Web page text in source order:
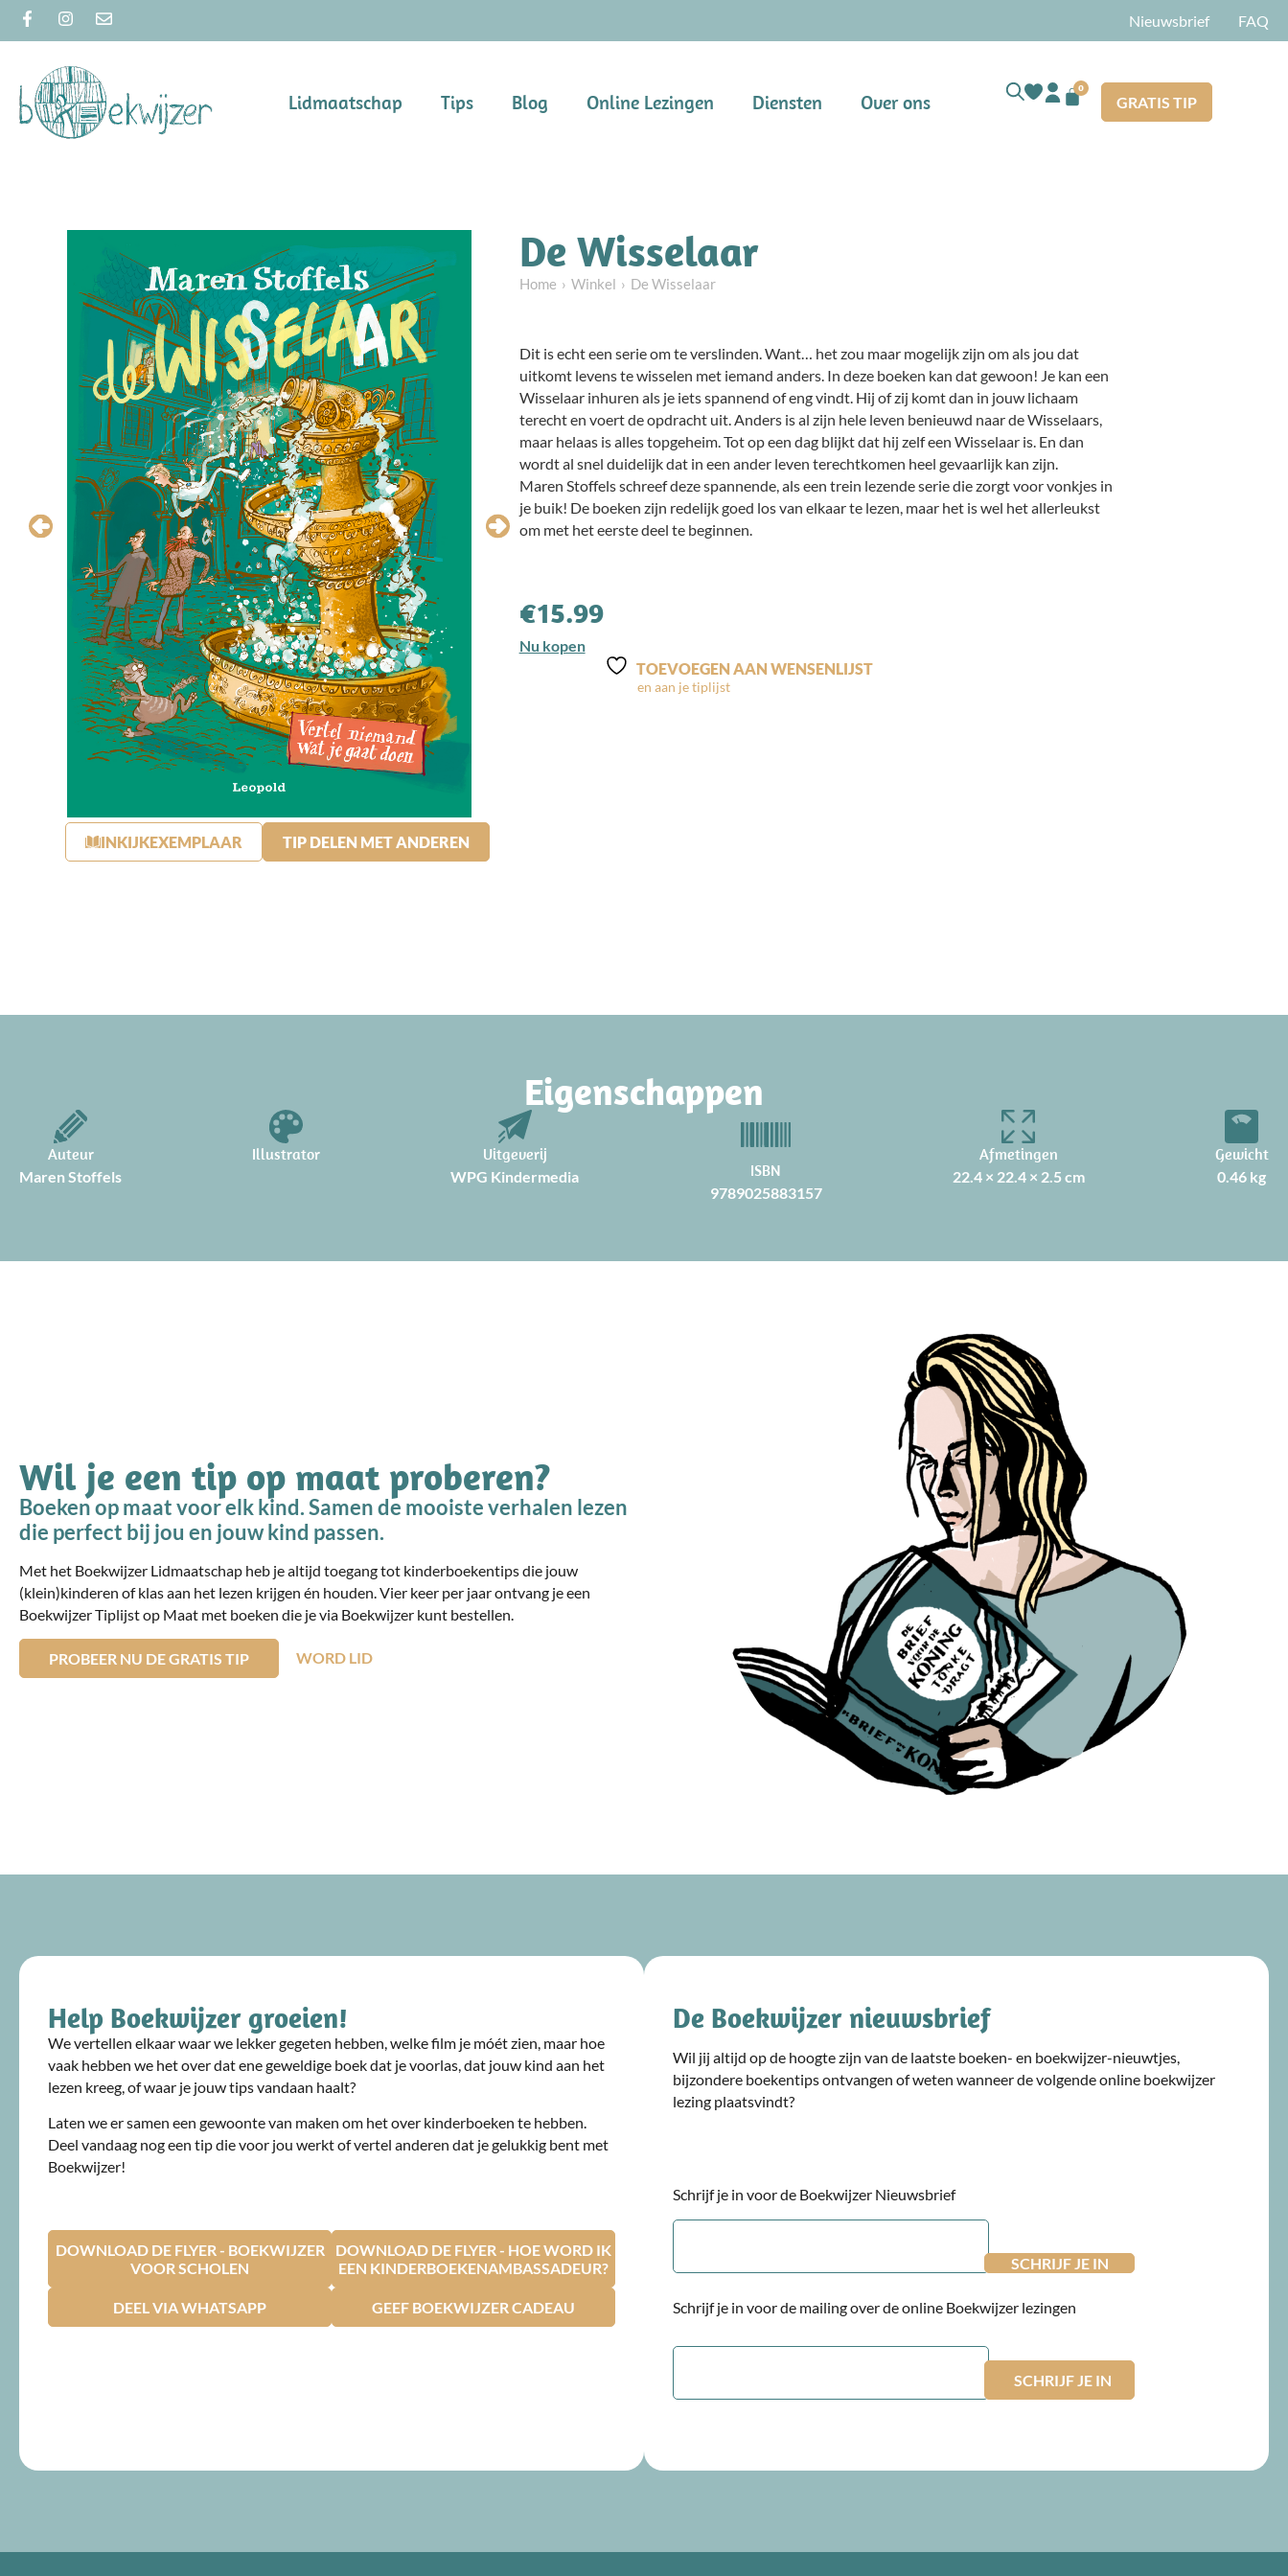
Nieuwsbrief FAQ
Lidmaatschap Tips Blog Online Lezingen Diensten Over ons
0
GRATIS TIP
INKIJKEXEMPLAAR TIP DELEN MET ANDEREN
De Wisselaar
Home Winkel De Wisselaar
Dit is echt een serie om te verslinden. Want… het zou maar mogelijk zijn om als jou dat
uitkomt levens te wisselen met iemand anders. In deze boeken kan dat gewoon! Je kan een
Wisselaar inhuren als je iets spannend of eng vindt. Hij of zij komt dan in jouw lichaam
terecht en voert de opdracht uit. Anders is al zijn hele leven benieuwd naar de Wisselaars,
maar helaas is alles topgeheim. Tot op een dag blijkt dat hij zelf een Wisselaar is. En dan
wordt al snel duidelijk dat in een ander leven terechtkomen heel gevaarlijk kan zijn.
Maren Stoffels schreef deze spannende, als een trein lezende serie die zorgt voor vonkjes in
je buik! De boeken zijn redelijk goed los van elkaar te lezen, maar het is wel het allerleukst
om met het eerste deel te beginnen.
€15.99
Nu kopen
TOEVOEGEN AAN WENSENLIJST
Eigenschappen
Auteur
Maren Stoffels
Illustrator Uitgeverij
WPG Kindermedia ISBN
9789025883157
Afmetingen
22.4 × 22.4 × 2.5 cm
Gewicht
0.46 kg
Wil je een tip op maat proberen?
Boeken op maat voor elk kind. Samen de mooiste verhalen lezen
die perfect bij jou en jouw kind passen.
Met het Boekwijzer Lidmaatschap heb je altijd toegang tot kinderboekentips die jouw
(klein)kinderen of klas aan het lezen krijgen én houden. Vier keer per jaar ontvang je een
Boekwijzer Tiplijst op Maat met boeken die je via Boekwijzer kunt bestellen.
PROBEER NU DE GRATIS TIP WORD LID
Help Boekwijzer groeien!
We vertellen elkaar waar we lekker gegeten hebben, welke film je móét zien, maar hoe
vaak hebben we het over dat ene geweldige boek dat je voorlas, dat jouw kind aan het
lezen kreeg, of waar je jouw tips vandaan haalt?
Laten we er samen een gewoonte van maken om het over kinderboeken te hebben.
Deel vandaag nog een tip die voor jou werkt of vertel anderen dat je gelukkig bent met
Boekwijzer!
DOWNLOAD DE FLYER - BOEKWIJZER
VOOR SCHOLEN
DOWNLOAD DE FLYER - HOE WORD IK
EEN KINDERBOEKENAMBASSADEUR?
DEEL VIA WHATSAPP GEEF BOEKWIJZER CADEAU
De Boekwijzer nieuwsbrief
Wil jij altijd op de hoogte zijn van de laatste boeken- en boekwijzer-nieuwtjes,
bijzondere boekentips ontvangen of weten wanneer de volgende online boekwijzer
lezing plaatsvindt?
Schrijf je in voor de Boekwijzer Nieuwsbrief
E-
Schrijf je in voor de mailing over de online Boekwijzer lezingen
E-